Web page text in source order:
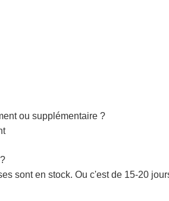
ou supplémentaire ?
sont en stock. Ou c'est de 15-20